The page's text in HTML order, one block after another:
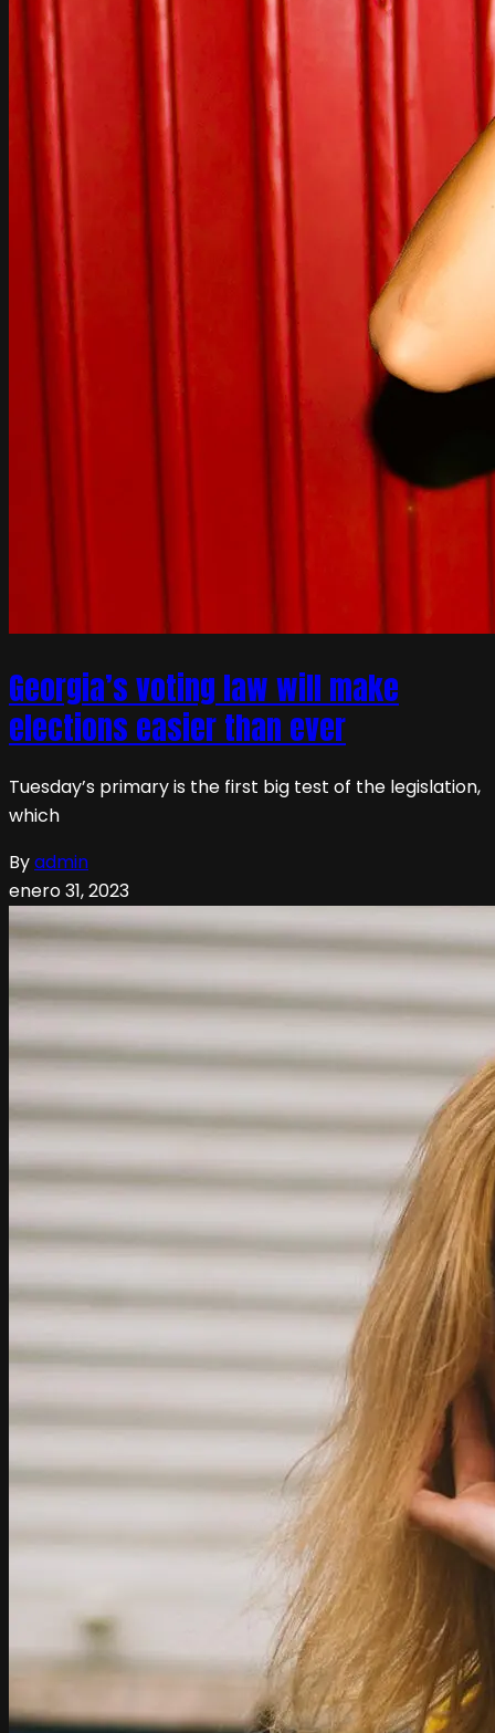
Georgia’s voting law will make
elections easier than ever
Tuesday’s primary is the first big test of the legislation,
which
Byadmin
enero 31, 2023